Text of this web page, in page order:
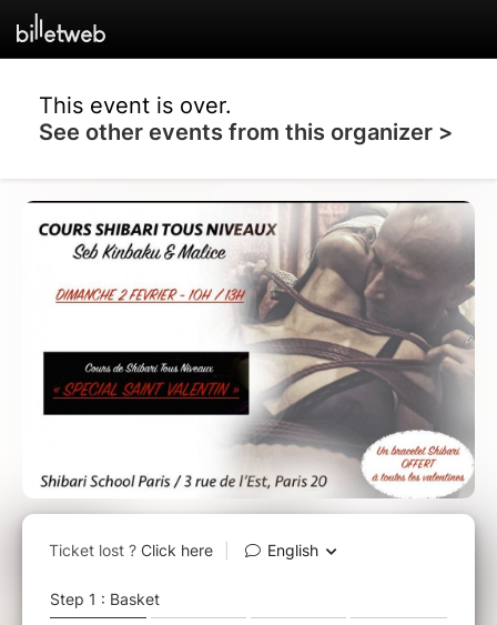
This event is over.
See other events from this organizer >